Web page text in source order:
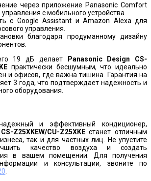
через приложение Panasonic Comfort
с мобильного устройства.
с Google Assistant и Amazon Alexa для
управления.
благодаря продуманному дизайну
19 дБ делает
Panasonic Design CS-
практически бесшумным, что идеально
и офисов, где важна тишина. Гарантия на
3 года, что подтверждает надежность и
оборудования.
и эффективный кондиционер,
Z25XKEW/CU-Z25XKEстанет отличным
так и для частных лиц. Не упустите
качество воздуха и создать
в вашем помещении. Для получения
и консультации, звоните по